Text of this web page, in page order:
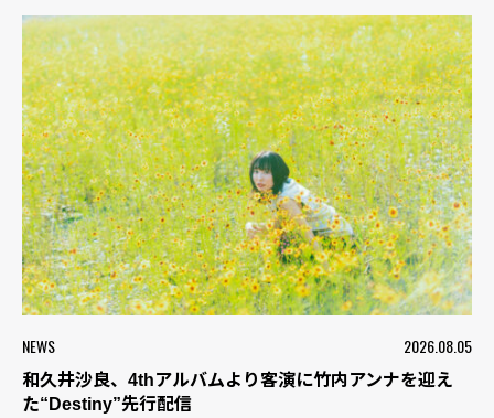
NEWS 2026.08.05
和久井沙良、4thアルバムより客演に竹内アンナを迎え
た“Destiny”先行配信